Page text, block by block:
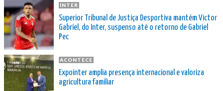
INTER
Superior Tribunal de Justiça Desportiva mantém Victor
Gabriel, do Inter, suspenso até o retorno de Gabriel
Pec
ACONTECE
Expointer amplia presença internacional e valoriza
agricultura familiar